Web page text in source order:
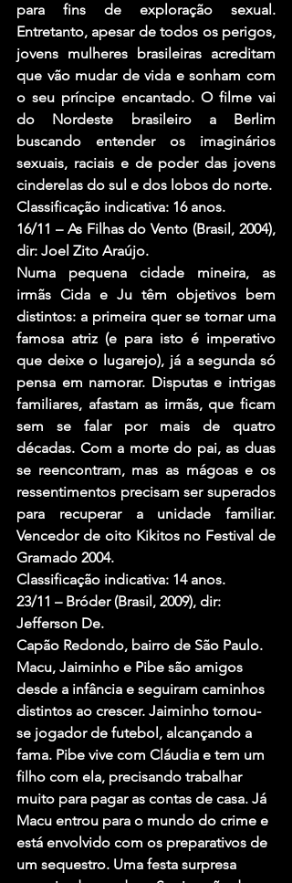
para fins de exploração sexual.
Entretanto, apesar de todos os perigos,
jovens mulheres brasileiras acreditam
que vão mudar de vida e sonham com
o seu príncipe encantado. O filme vai
do Nordeste brasileiro a Berlim
buscando entender os imaginários
sexuais, raciais e de poder das jovens
cinderelas do sul e dos lobos do norte.
Classificação indicativa: 16 anos.
16/11 – As Filhas do Vento (Brasil, 2004),
dir: Joel Zito Araújo.
Numa pequena cidade mineira, as
irmãs Cida e Ju têm objetivos bem
distintos: a primeira quer se tornar uma
famosa atriz (e para isto é imperativo
que deixe o lugarejo), já a segunda só
pensa em namorar. Disputas e intrigas
familiares, afastam as irmãs, que ficam
sem se falar por mais de quatro
décadas. Com a morte do pai, as duas
se reencontram, mas as mágoas e os
ressentimentos precisam ser superados
para recuperar a unidade familiar.
Vencedor de oito Kikitos no Festival de
Gramado 2004.
Classificação indicativa: 14 anos.
23/11 – Bróder (Brasil, 2009), dir:
Jefferson De.
Capão Redondo, bairro de São Paulo.
Macu, Jaiminho e Pibe são amigos
desde a infância e seguiram caminhos
distintos ao crescer. Jaiminho tornou-
se jogador de futebol, alcançando a
fama. Pibe vive com Cláudia e tem um
filho com ela, precisando trabalhar
muito para pagar as contas de casa. Já
Macu entrou para o mundo do crime e
está envolvido com os preparativos de
um sequestro. Uma festa surpresa